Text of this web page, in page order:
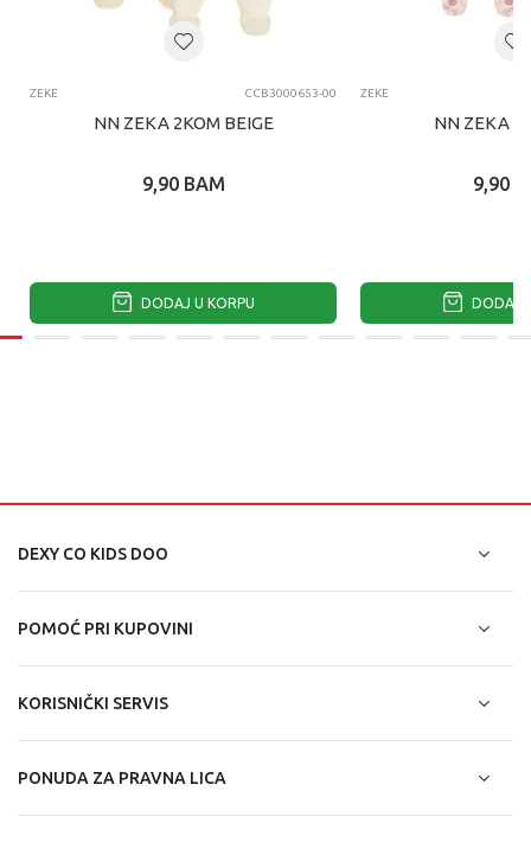
ZEKE CCB3000653-00
NN ZEKA 2KOM BEIGE
9,90 BAM
DODAJ U KORPU
ZEKE
NN ZEKA
9,90
DODAJ
DEXY CO KIDS DOO
POMOĆ PRI KUPOVINI
KORISNIČKI SERVIS
PONUDA ZA PRAVNA LICA